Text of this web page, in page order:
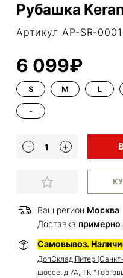
Рубашка
Артикул AP-SR-
6 099₽
S M L
-
Ваш регион Москва
Доставка примерно
Самовывоз.
ДопСклад Питер
шоссе, д.7А, ТК